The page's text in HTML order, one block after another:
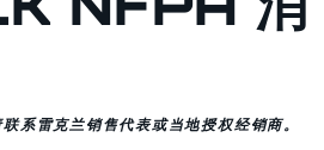
系雷克兰销售代表或当地授权经销商。